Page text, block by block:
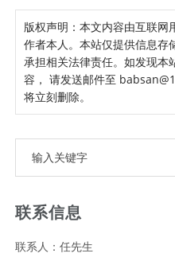
版权声明：本文内容由互联网
作者本人。本站仅提供信息存
承担相关法律责任。如发现本
容， 请发送邮件至
将立刻删除。
联系信息
联系人：任先生